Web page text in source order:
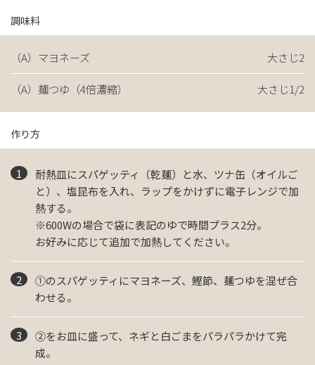
調味料
（A）マヨネーズ 大さじ2
（A）麺つゆ（4倍濃縮） 大さじ1/2
作り方
耐熱皿にスパゲッティ（乾麺）と水、ツナ缶（オイルご
と）、塩昆布を入れ、ラップをかけずに電子レンジで加
熱する。
※600Wの場合で袋に表記のゆで時間プラス2分。
お好みに応じて追加で加熱してください。
①のスパゲッティにマヨネーズ、鰹節、麺つゆを混ぜ合
わせる。
②をお皿に盛って、ネギと白ごまをパラパラかけて完
成。